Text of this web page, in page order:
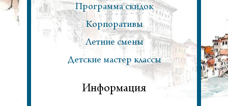
Программа скидок
Корпоративы
Летние смены
Детские мастер классы
Информация